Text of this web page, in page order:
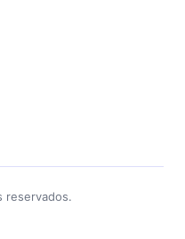
reservados.